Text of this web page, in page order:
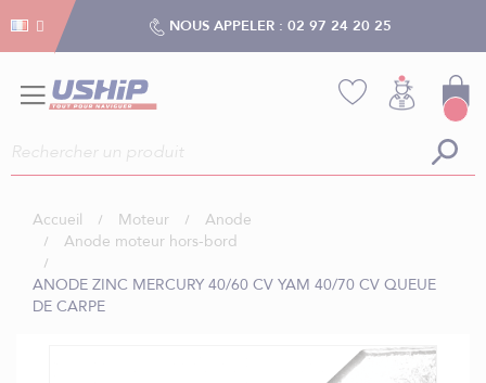
NOUS APPELER : 02 97 24 20 25
Accueil Moteur
Anode
Anode moteur hors-bord
ANODE ZINC MERCURY 40/60 CV YAM 40/70 CV QUEUE
DE CARPE
Gestion des cookies
Gestion des cookies